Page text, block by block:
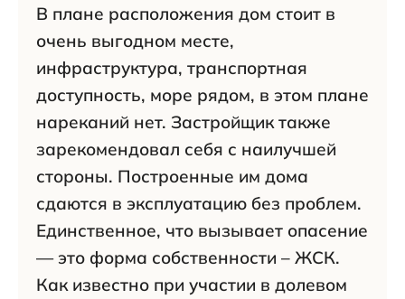
В плане расположения дом стоит в
очень выгодном месте,
инфраструктура, транспортная
доступность, море рядом, в этом плане
нареканий нет. Застройщик также
зарекомендовал себя с наилучшей
стороны. Построенные им дома
сдаются в эксплуатацию без проблем.
Единственное, что вызывает опасение
— это форма собственности – ЖСК.
Как известно при участии в долевом